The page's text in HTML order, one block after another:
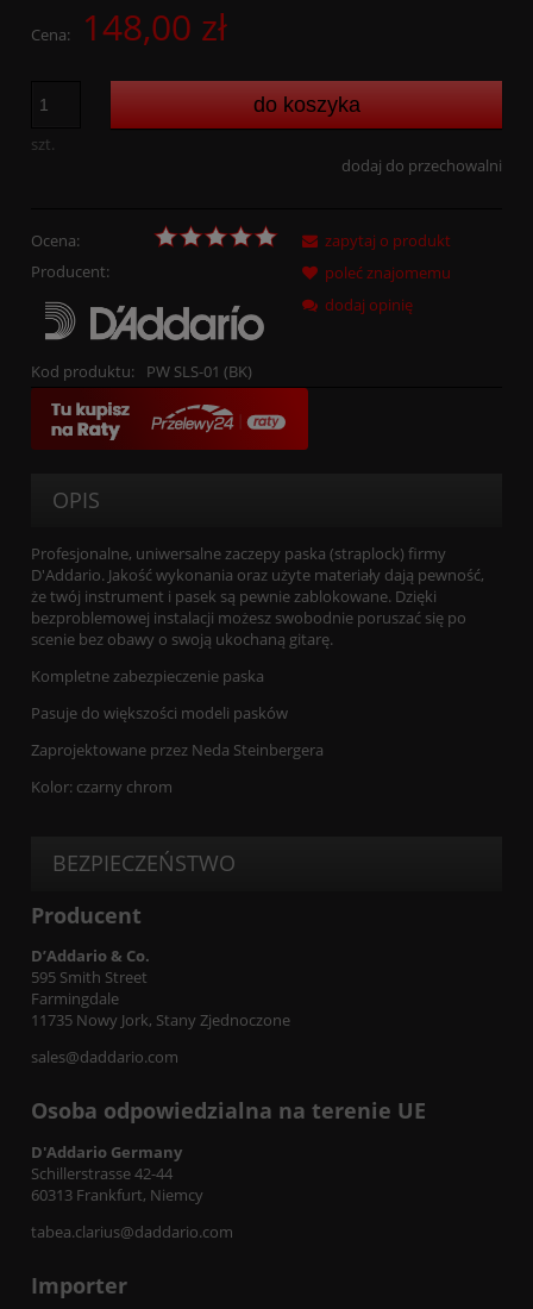
Cena: 148,00 zł
szt.
do koszyka
dodaj do przechowalni
Ocena:
Producent:
Kod produktu: PW SLS-01 (BK)
zapytaj o produkt
poleć znajomemu
dodaj opinię
OPIS
Profesjonalne, uniwersalne zaczepy paska (straplock) firmy
D'Addario. Jakość wykonania oraz użyte materiały dają pewność,
że twój instrument i pasek są pewnie zablokowane. Dzięki
bezproblemowej instalacji możesz swobodnie poruszać się po
scenie bez obawy o swoją ukochaną gitarę.
Kompletne zabezpieczenie paska
Pasuje do większości modeli pasków
Zaprojektowane przez Neda Steinbergera
Kolor: czarny chrom
BEZPIECZEŃSTWO
Producent
D’Addario & Co.
595 Smith Street
Farmingdale
11735 Nowy Jork, Stany Zjednoczone
sales@daddario.com
Osoba odpowiedzialna na terenie UE
D'Addario Germany
Schillerstrasse 42-44
60313 Frankfurt, Niemcy
tabea.clarius@daddario.com
Importer